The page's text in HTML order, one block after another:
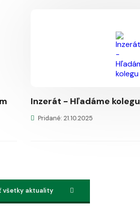
Inzerát - Hľadáme kolegu
Pridané: 21.10.2025
všetky aktuality